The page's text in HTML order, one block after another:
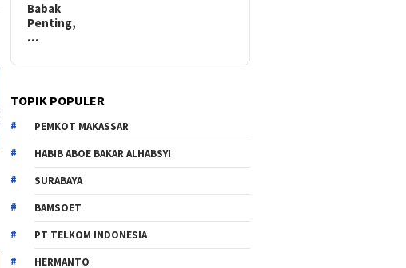
Babak
Penting,
…
TOPIK POPULER
PEMKOT MAKASSAR
HABIB ABOE BAKAR ALHABSYI
SURABAYA
BAMSOET
PT TELKOM INDONESIA
HERMANTO